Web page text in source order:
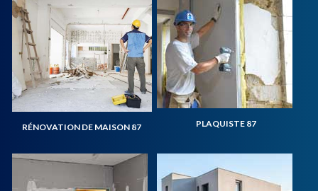
RÉNOVATION DE MAISON 87 PLAQUISTE 87